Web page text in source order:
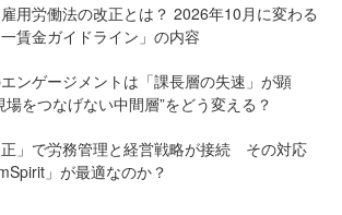
用労働法の改正とは？ 2026年10月に変わる
一賃金ガイドライン」の内容
ンゲージメントは「課長層の失速」が顕
をつなげない中間層”をどう変える？
正」で労務管理と経営戦略が接続 その対応
」が最適なのか？